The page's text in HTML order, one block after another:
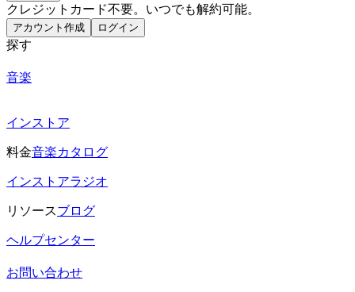
クレジットカード不要。いつでも解約可能。
アカウント作成 ログイン
探す
音楽
インストア
料金音楽カタログ
インストアラジオ
リソースブログ
ヘルプセンター
お問い合わせ